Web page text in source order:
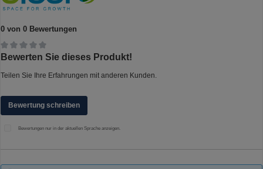
0 von 0 Bewertungen
Durchschnittliche Bewertung von 0 von 5 Sternen
Bewerten Sie dieses Produkt!
Teilen Sie Ihre Erfahrungen mit anderen Kunden.
Bewertung schreiben
Bewertungen nur in der aktuellen Sprache anzeigen.